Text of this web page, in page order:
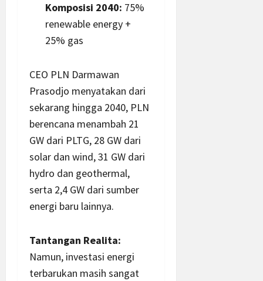
Komposisi 2040: 75%
renewable energy +
25% gas
CEO PLN Darmawan
Prasodjo menyatakan dari
sekarang hingga 2040, PLN
berencana menambah 21
GW dari PLTG, 28 GW dari
solar dan wind, 31 GW dari
hydro dan geothermal,
serta 2,4 GW dari sumber
energi baru lainnya.
Tantangan Realita:
Namun, investasi energi
terbarukan masih sangat